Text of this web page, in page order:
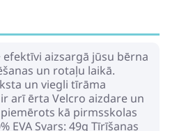
aizsargā jūsu bērna
un rotaļu laikā.
un viegli tīrāma
arī ērta Velcro aizdare un
kā pirmsskolas
EVA Svars: 49g Tīrīšanas